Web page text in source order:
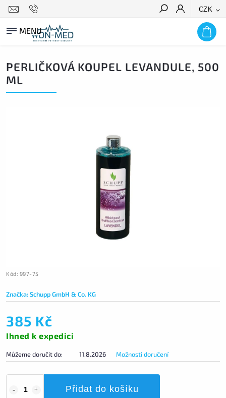
CZK
HLEDAT
PERLIČKOVÁ KOUPEL LEVANDULE, 500
ML
Kód: 997-75
Značka:Schupp GmbH & Co. KG
385 Kč
Ihned k expedici
Můžeme doručit do: 11.8.2026 Možnosti doručení
Přidat do košíku